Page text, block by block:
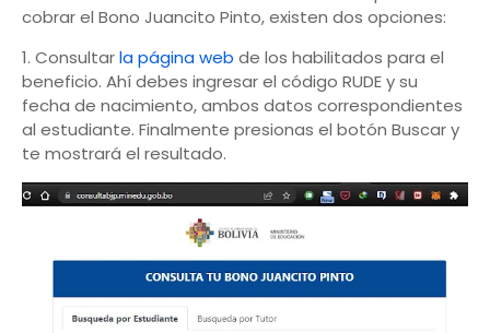
cobrar el Bono Juancito Pinto, existen dos opciones:
1. Consultarla página web de los habilitados para el
beneficio. Ahí debes ingresar el código RUDE y su
fecha de nacimiento, ambos datos correspondientes
al estudiante. Finalmente presionas el botón Buscar y
te mostrará el resultado.